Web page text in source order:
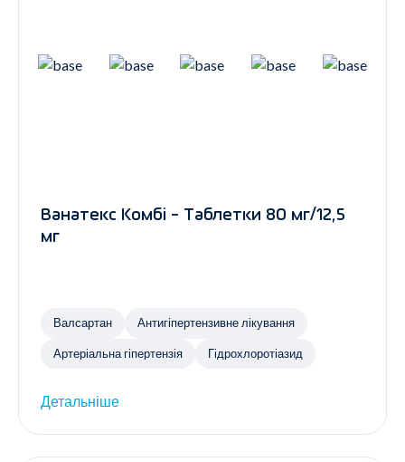
Ванатекс Комбі - Таблетки 80 мг/12,5
мг
Валсартан Антигіпертензивне лікування
Артеріальна гіпертензія Гідрохлоротіазид
Детальніше